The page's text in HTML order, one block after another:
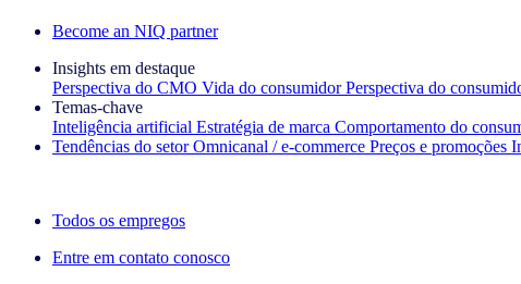
Become an NIQ partner
Insights em destaque
Perspectiva do CMO Vida do consumidor Perspectiva do
Temas‑chave
Inteligência artificial Estratégia de marca Comportamento do
Tendências do setor Omnicanal / e‑commerce Preços e promoções
Todos os empregos
Entre em contato conosco